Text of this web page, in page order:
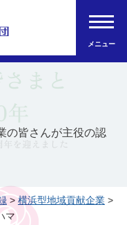
メニュー
の皆さんが主役の認
>横浜型地域貢献企業>
マ